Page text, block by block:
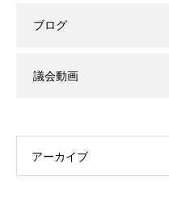
ブログ
議会動画
アーカイブ